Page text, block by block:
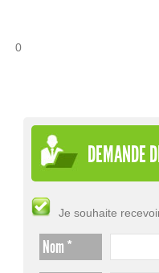
0
DEMANDE
Je souhaite
Nom *